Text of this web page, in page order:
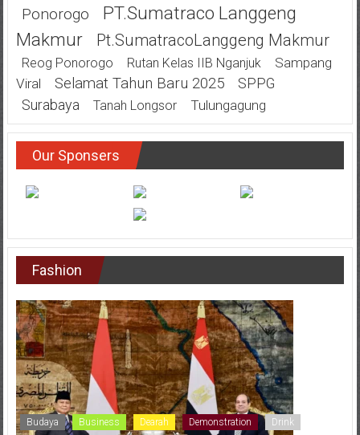
Ponorogo
PT.Sumatraco Langgeng
Makmur
Pt.SumatracoLanggeng Makmur
Reog Ponorogo Rutan Kelas IIB Nganjuk
Sampang
Viral
Selamat Tahun Baru 2025
SPPG
Surabaya
Tanah Longsor Tulungagung
Our Sponsers
Fashion
Budaya Business Dearah Demonstration Drink